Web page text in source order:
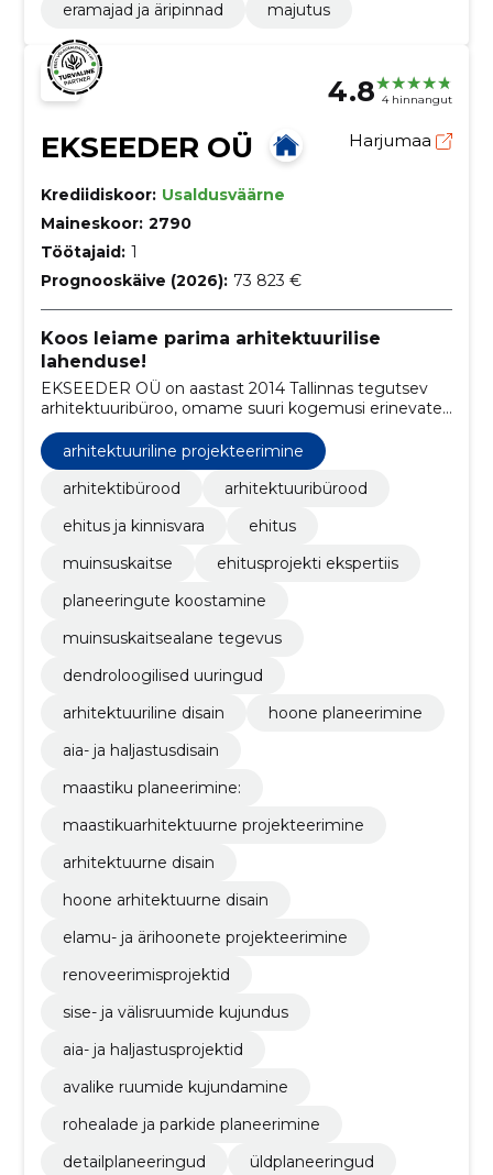
eramajad ja äripinnad
majutus
4.8 4 hinnangut
EKSEEDER OÜ Harjumaa
Krediidiskoor: Usaldusväärne
Maineskoor: 2790
Töötajaid: 1
Prognooskäive (2026): 73 823 €
Koos leiame parima arhitektuurilise
lahenduse!
EKSEEDER OÜ on aastast 2014 Tallinnas tegutsev
arhitektuuribüroo, omame suuri kogemusi erinevate
arhitektuurse disaini ja projekteerimise valdkonnas
tegutsemisele.
arhitektuuriline projekteerimine
arhitektibürood
arhitektuuribürood
ehitus ja kinnisvara
ehitus
muinsuskaitse
ehitusprojekti ekspertiis
planeeringute koostamine
muinsuskaitsealane tegevus
dendroloogilised uuringud
arhitektuuriline disain
hoone planeerimine
aia- ja haljastusdisain
maastiku planeerimine:
maastikuarhitektuurne projekteerimine
arhitektuurne disain
hoone arhitektuurne disain
elamu- ja ärihoonete projekteerimine
renoveerimisprojektid
sise- ja välisruumide kujundus
aia- ja haljastusprojektid
avalike ruumide kujundamine
rohealade ja parkide planeerimine
detailplaneeringud
üldplaneeringud